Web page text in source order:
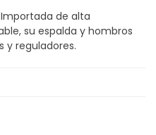
de alta
su espalda y hombros
y reguladores.